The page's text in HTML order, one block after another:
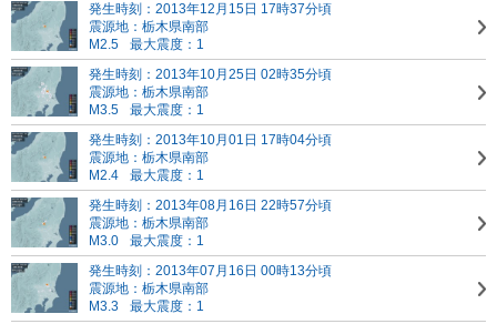
発生時刻：2013年12月15日 17時37分頃
震源地：栃木県南部
M2.5
最大震度：1
発生時刻：2013年10月25日 02時35分頃
震源地：栃木県南部
M3.5
最大震度：1
発生時刻：2013年10月01日 17時04分頃
震源地：栃木県南部
M2.4
最大震度：1
発生時刻：2013年08月16日 22時57分頃
震源地：栃木県南部
M3.0
最大震度：1
発生時刻：2013年07月16日 00時13分頃
震源地：栃木県南部
M3.3
最大震度：1